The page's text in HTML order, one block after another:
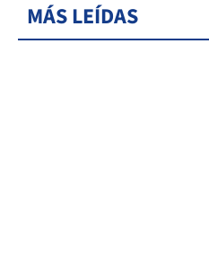
MÁS LEÍDAS